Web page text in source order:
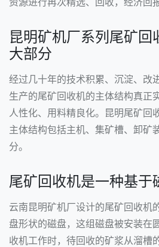
昆明矿机厂系列尾矿回
大部分
经过几十年的技术积累、沉淀、改
生产的尾矿回收机的主体结构真正
人性化、用料精良化。昆明尾矿回
主体结构包括主机、集矿槽、卸矿
分。
尾矿回收机是一种基于
云南昆明矿机厂设计的尾矿回收机
盘形状的磁盘，这组磁盘被安装在
收机工作时，待回收的矿浆从溜槽